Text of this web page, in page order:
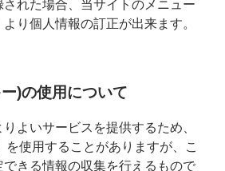
された場合、当サイトのメニュー
より個人情報の訂正が出来ます。
)の使用について
よいサービスを提供するため、
を使用することがありますが、こ
きる情報の収集を行えるもので